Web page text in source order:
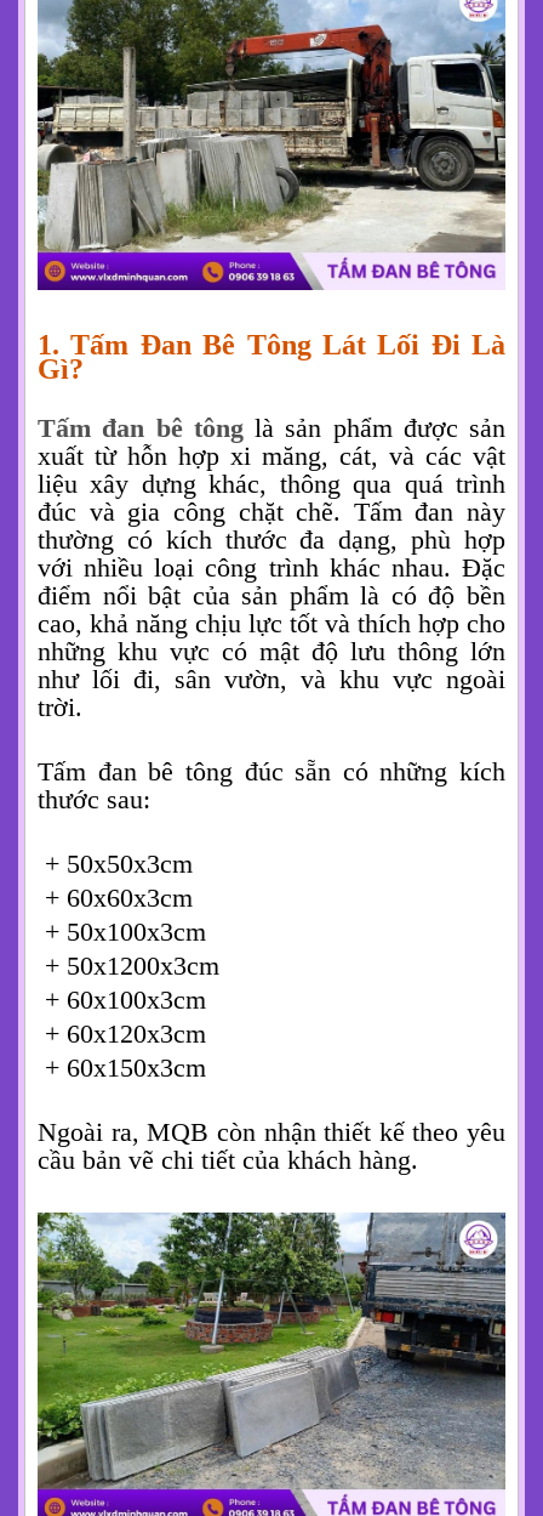
1. Tấm Đan Bê Tông Lát Lối Đi Là
Gì?
Tấm đan bê tông là sản phẩm được sản
xuất từ hỗn hợp xi măng, cát, và các vật
liệu xây dựng khác, thông qua quá trình
đúc và gia công chặt chẽ. Tấm đan này
thường có kích thước đa dạng, phù hợp
với nhiều loại công trình khác nhau. Đặc
điểm nổi bật của sản phẩm là có độ bền
cao, khả năng chịu lực tốt và thích hợp cho
những khu vực có mật độ lưu thông lớn
như lối đi, sân vườn, và khu vực ngoài
trời.
Tấm đan bê tông đúc sẵn có những kích
thước sau:
+ 50x50x3cm
+ 60x60x3cm
+ 50x100x3cm
+ 50x1200x3cm
+ 60x100x3cm
+ 60x120x3cm
+ 60x150x3cm
Ngoài ra, MQB còn nhận thiết kế theo yêu
cầu bản vẽ chi tiết của khách hàng.